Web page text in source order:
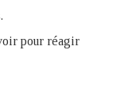
pour réagir